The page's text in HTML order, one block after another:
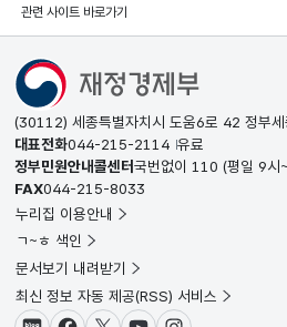
관련 사이트 바로가기
(30112) 세종특별자치시 도움6로 42 정부세
대표전화044-215-2114 유료
정부민원안내콜센터국번없이 110 (평일 9시
FAX044-215-8033
누리집 이용안내
ㄱ~ㅎ 색인
문서보기 내려받기
최신 정보 자동 제공(RSS) 서비스
블로그페이스북X(트위터)유튜브인스타그램